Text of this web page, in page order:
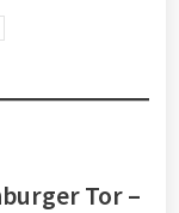
Tor –